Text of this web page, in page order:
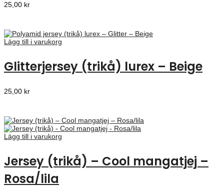
25,00 kr
Lägg till i varukorg
Glitterjersey (trikå) lurex – Beige
25,00 kr
Lägg till i varukorg
Jersey (trikå) – Cool mangatjej –
Rosa/lila